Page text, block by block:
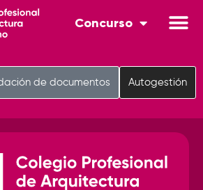
Autogestión
de documentos
Concurso